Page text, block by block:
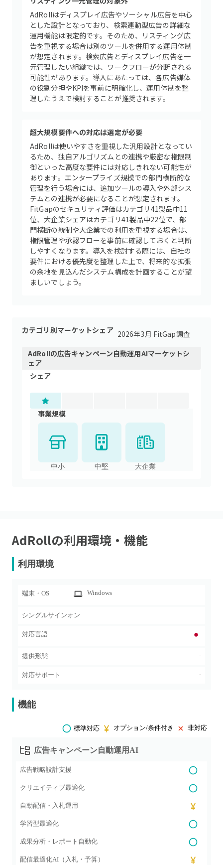
AdRollはディスプレイ広告やソーシャル広告を中心
とした設計となっており、検索連動型広告の詳細な
運用機能は限定的です。そのため、リスティング広
告を重視する場合は別のツールを併用する運用体制
が想定されます。検索広告とディスプレイ広告を一
元管理したい組織では、ワークフローが分断される
可能性があります。導入にあたっては、各広告媒体
の役割分担やKPIを事前に明確化し、運用体制を整
理したうえで検討することが推奨されます。
超大規模要件への対応は選定が必要
AdRollは使いやすさを重視した汎用設計となってい
るため、独自アルゴリズムとの連携や厳密な権限制
御といった高度な要件には対応しきれない可能性が
あります。エンタープライズ規模での部門横断的な
管理を行う場合には、追加ツールの導入や外部シス
テムとの連携が必要になることが想定されます。
FitGapのセキュリティ評価はカテゴリ41製品中11
位、大企業シェアはカテゴリ41製品中22位で、部
門横断の統制や大企業での利用を重視する場合は、
権限管理や承認フローを事前に確認しておくと判断
しやすくなります。導入を検討する際には、自社の
要件における優先度を整理した上で、将来的な拡張
の余地を見込んだシステム構成を計画することが望
ましいでしょう。
カテゴリ別マーケットシェア 2026年3月 FitGap調査
AdRollの広告キャンペーン自動運用AIマーケットシ
ェア
シェア
事業規模
中小 中堅 大企業
AdRollの利用環境・機能
利用環境
端末・OS Windows
シングルサインオン
対応言語
提供形態 -
対応サポート -
機能
標準対応 オプション/条件付き 非対応
広告キャンペーン自動運用AI
広告戦略設計支援
クリエイティブ最適化
自動配信・入札運用
学習型最適化
成果分析・レポート自動化
配信最適化AI（入札・予算）